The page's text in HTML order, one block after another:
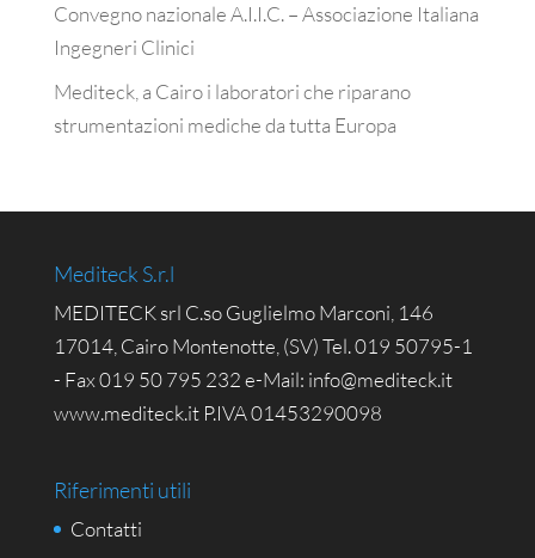
Convegno nazionale A.I.I.C. – Associazione Italiana
Ingegneri Clinici
Mediteck, a Cairo i laboratori che riparano
strumentazioni mediche da tutta Europa
Mediteck S.r.l
MEDITECK srl C.so Guglielmo Marconi, 146
17014, Cairo Montenotte, (SV) Tel. 019 50795-1
- Fax 019 50 795 232 e-Mail: info@mediteck.it
www.mediteck.it P.IVA 01453290098
Riferimenti utili
Contatti